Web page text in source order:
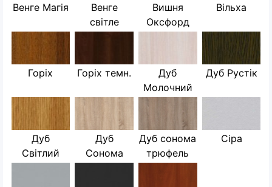
Венге Магія
Венге
світле
Вишня
Оксфорд
Вільха
Горіх Горіх темн.
Дуб
Молочний
Дуб Рустік
Дуб
Світлий
Дуб
Сонома
Дуб сонома
трюфель
Сіра